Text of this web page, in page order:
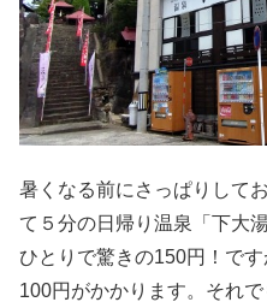
暑くなる前にさっぱりして
て５分の日帰り温泉「下大
ひとりで驚きの150円！で
100円がかかります。それで